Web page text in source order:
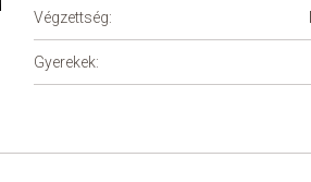
Végzettség:
Gyerekek: